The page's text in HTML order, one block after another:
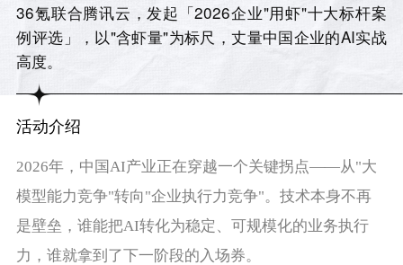
36氪联合腾讯云，发起「2026企业"用虾"十大标杆案
例评选」，以"含虾量"为标尺，丈量中国企业的AI实战
高度。
活动介绍
2026年，中国AI产业正在穿越一个关键拐点——从"大
模型能力竞争"转向"企业执行力竞争"。技术本身不再
是壁垒，谁能把AI转化为稳定、可规模化的业务执行
力，谁就拿到了下一阶段的入场券。